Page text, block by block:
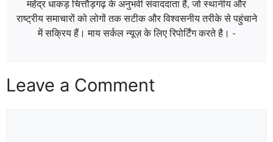
महेंद्र धाकड़ चित्तौड़गढ़ के अनुभवी संवाददाता हैं, जो स्थानीय और
राष्ट्रीय समाचारों को लोगों तक सटीक और विश्वसनीय तरीके से पहुंचाने
में सक्रिय हैं। माय सर्कल न्यूज़ के लिए रिपोर्टिंग करते है। -
Leave a Comment